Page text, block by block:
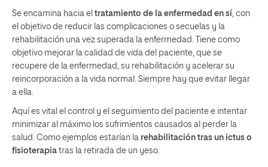
Se encamina hacia el tratamiento de la enfermedad en sí, con
el objetivo de reducir las complicaciones o secuelas y la
rehabilitación una vez superada la enfermedad. Tiene como
objetivo mejorar la calidad de vida del paciente, que se
recupere de la enfermedad, su rehabilitación y acelerar su
reincorporación a la vida normal. Siempre hay que evitar llegar
a ella.
Aquí es vital el control y el seguimiento del paciente e intentar
minimizar al máximo los sufrimientos causados al perder la
salud. Como ejemplos estarían la rehabilitación tras un ictus o
fisioterapia tras la retirada de un yeso.